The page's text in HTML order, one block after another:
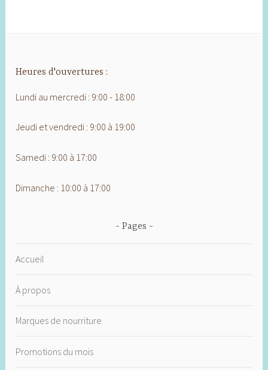
Heures d'ouvertures :
Lundi au mercredi : 9:00 - 18:00
Jeudi et vendredi : 9:00 à 19:00
Samedi : 9:00 à 17:00
Dimanche : 10:00 à 17:00
Pages
Accueil
À propos
Marques de nourriture
Promotions du mois